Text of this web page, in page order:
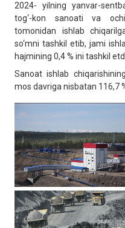
2024- yilning yanvar-
tog‘-kon sanoati va
tomonidan ishlab
so‘mni tashkil etib, jami
hajmining 0,4 % ini tashkil
Sanoat ishlab
mos davriga nisbatan 116,7